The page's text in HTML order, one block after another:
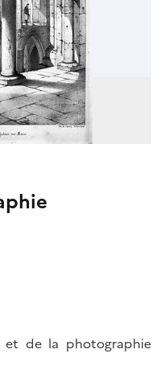
et de la photographie